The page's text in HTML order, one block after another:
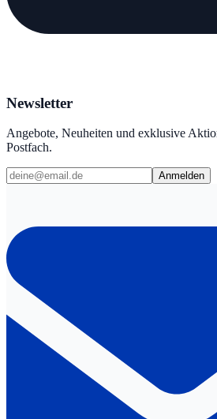
Newsletter
Angebote, Neuheiten und exklusive
Postfach.
Anmelden